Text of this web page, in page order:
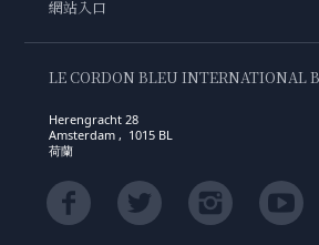
網站入口
LE CORDON BLEU INTERNATIONAL
Herengracht 28
Amsterdam , 1015 BL
荷蘭